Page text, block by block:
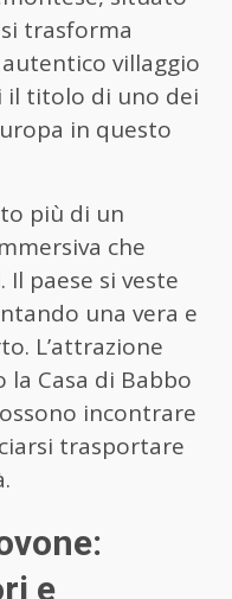
trasforma
villaggio
il titolo di uno dei
in questo
più di un
che
paese si veste
una vera e
L’attrazione
la Casa di Babbo
incontrare
trasportare
e